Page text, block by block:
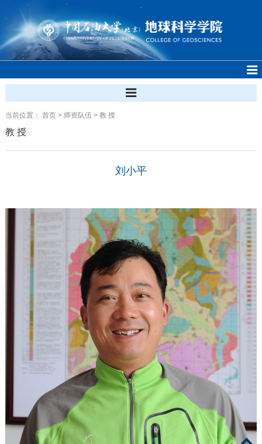
当前位置： 首页> 师资队伍 > 教 授
教 授
刘小平